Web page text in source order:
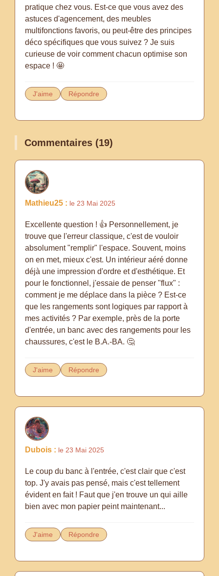
pratique chez vous. Est-ce que vous avez des
astuces d'agencement, des meubles
multifonctions favoris, ou peut-être des principes
déco spécifiques que vous suivez ? Je suis
curieuse de voir comment chacun optimise son
espace ! 🤩
J'aime Répondre
Commentaires (19)
Mathieu25 : le 23 Mai 2025
Excellente question ! 👍 Personnellement, je
trouve que l'erreur classique, c'est de vouloir
absolument "remplir" l'espace. Souvent, moins
on en met, mieux c'est. Un intérieur aéré donne
déjà une impression d'ordre et d'esthétique. Et
pour le fonctionnel, j'essaie de penser "flux" :
comment je me déplace dans la pièce ? Est-ce
que les rangements sont logiques par rapport à
mes activités ? Par exemple, près de la porte
d'entrée, un banc avec des rangements pour les
chaussures, c'est le B.A.-BA. 🤔
J'aime Répondre
Dubois : le 23 Mai 2025
Le coup du banc à l'entrée, c'est clair que c'est
top. J'y avais pas pensé, mais c'est tellement
évident en fait ! Faut que j'en trouve un qui aille
bien avec mon papier peint maintenant...
J'aime Répondre